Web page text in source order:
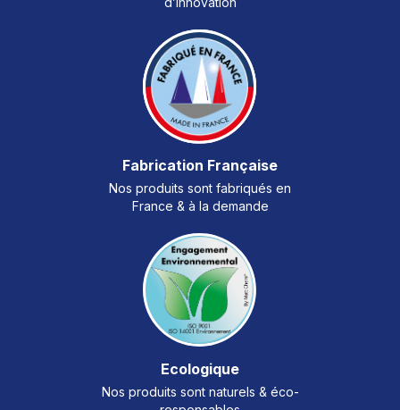
Fabrication Française
Nos produits sont fabriqués en
France & à la demande
Ecologique
Nos produits sont naturels & éco-